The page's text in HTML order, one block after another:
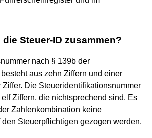
Steuer-ID zusammen?
nach § 139b der
aus zehn Ziffern und einer
Ziffer. Die Steueridentifikationsnummer
Ziffern, die nichtsprechend sind. Es
Zahlenkombination keine
Steuerpflichtigen gezogen werden.